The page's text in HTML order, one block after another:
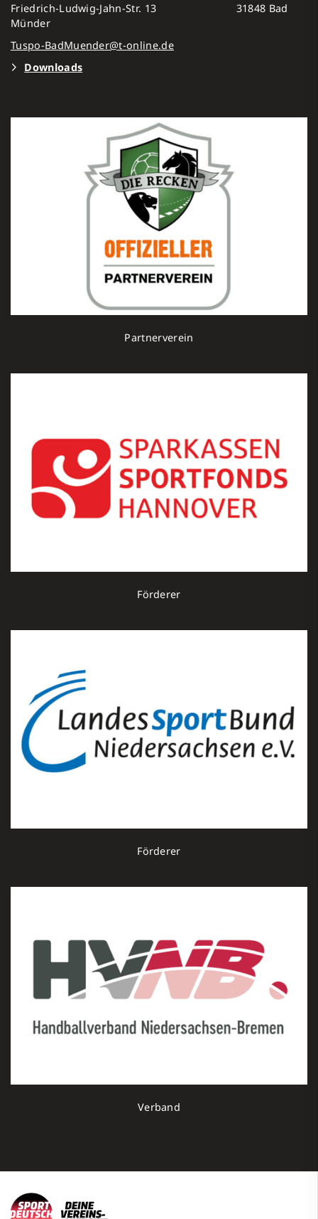
Friedrich-Ludwig-Jahn-Str. 13 31848 Bad
Münder
Tuspo-BadMuender@t-online.de
Downloads
Partnerverein
Förderer
Förderer
Verband